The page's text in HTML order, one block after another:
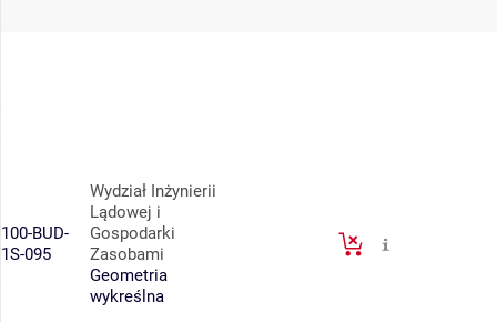
100-BUD-
1S-095
Wydział Inżynierii
Lądowej i
Gospodarki
Zasobami
Geometria
wykreślna